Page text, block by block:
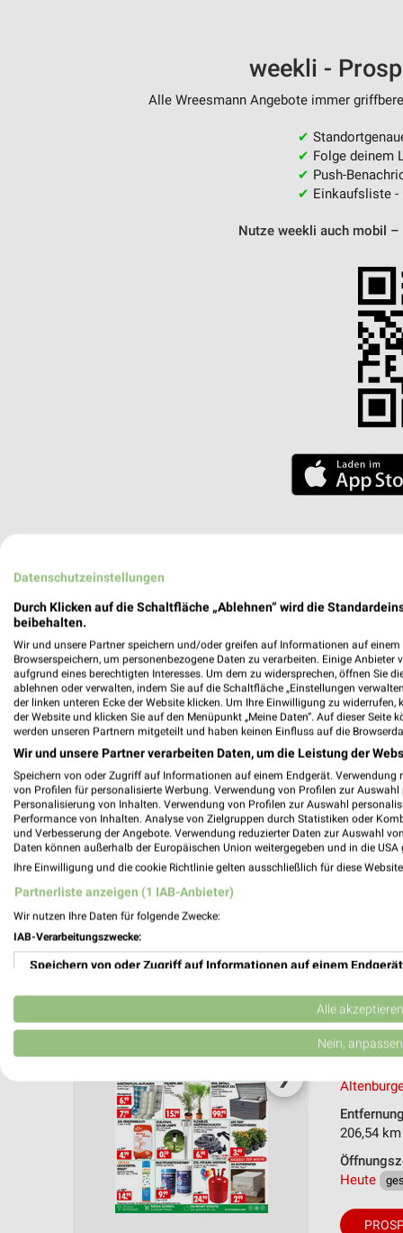
weekli -
Alle Wreesmann Angebote immer
✔
✔ Folge deinem
✔ Push-
✔ Einkaufsliste -
Nutze weekli auch mobil –
❯
Nächste
108,04 km
Heute
❯
10.08.
📅
Nächste
206,54 km
Heute
Datenschutzeinstellungen
Durch Klicken auf die Schaltfläche „Ablehnen“ wird die
beibehalten.
Wir und unsere Partner speichern und/oder greifen auf Informationen auf
Browserspeichern, um personenbezogene Daten zu verarbeiten. Einige
aufgrund eines berechtigten Interesses. Um dem zu widersprechen, öffnen Sie
ablehnen oder verwalten, indem Sie auf die Schaltfläche „Einstellungen
der linken unteren Ecke der Website klicken. Um Ihre Einwilligung zu
der Website und klicken Sie auf den Menüpunkt „Meine Daten“. Auf dieser
werden unseren Partnern mitgeteilt und haben keinen Einfluss auf die
Wir und unsere Partner verarbeiten Daten, um die Leistung der
Speichern von oder Zugriff auf Informationen auf einem Endgerät.
von Profilen für personalisierte Werbung. Verwendung von Profilen zur
Personalisierung von Inhalten. Verwendung von Profilen zur Auswahl
Performance von Inhalten. Analyse von Zielgruppen durch Statistiken oder
und Verbesserung der Angebote. Verwendung reduzierter Daten zur Auswahl
Daten können außerhalb der Europäischen Union weitergegeben und in die USA
Ihre Einwilligung und die cookie Richtlinie gelten ausschließlich für diese
Partnerliste anzeigen (1 IAB-Anbieter)
Wir nutzen Ihre Daten für folgende Zwecke:
IAB-Verarbeitungszwecke:
Speichern von oder Zugriff auf Informationen auf einem Endgerät
Verwendung reduzierter Daten zur Auswahl von Werbeanzeigen
Erstellung von Profilen für personalisierte Werbung
Erstellung von Profilen zur Personalisierung von Inhalten
Verwendung von Profilen zur Auswahl personalisierter Inhalte
Messung der Werbeleistung
Alle akzeptieren
Nein, anpassen